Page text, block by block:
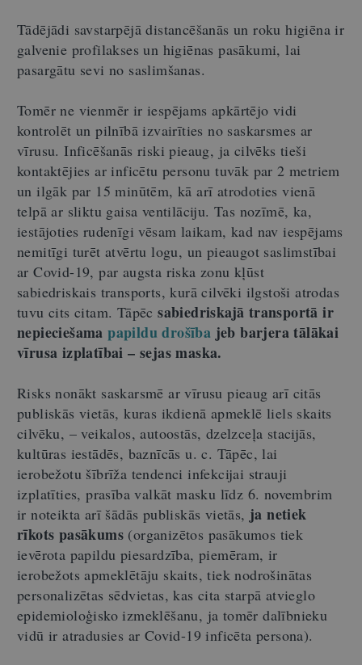
Tādējādi savstarpējā distancēšanās un roku higiēna ir
galvenie profilakses un higiēnas pasākumi, lai
pasargātu sevi no saslimšanas.
Tomēr ne vienmēr ir iespējams apkārtējo vidi
kontrolēt un pilnībā izvairīties no saskarsmes ar
vīrusu. Inficēšanās riski pieaug, ja cilvēks tieši
kontaktējies ar inficētu personu tuvāk par 2 metriem
un ilgāk par 15 minūtēm, kā arī atrodoties vienā
telpā ar sliktu gaisa ventilāciju. Tas nozīmē, ka,
iestājoties rudenīgi vēsam laikam, kad nav iespējams
nemitīgi turēt atvērtu logu, un pieaugot saslimstībai
ar Covid-19, par augsta riska zonu kļūst
sabiedriskais transports, kurā cilvēki ilgstoši atrodas
tuvu cits citam. Tāpēcsabiedriskajā transportā ir
nepieciešamapapildu drošība jeb barjera tālākai
vīrusa izplatībai – sejas maska.
Risks nonākt saskarsmē ar vīrusu pieaug arī citās
publiskās vietās, kuras ikdienā apmeklē liels skaits
cilvēku, – veikalos, autoostās, dzelzceļa stacijās,
kultūras iestādēs, baznīcās u. c. Tāpēc, lai
ierobežotu šībrīža tendenci infekcijai strauji
izplatīties, prasība valkāt masku līdz 6. novembrim
ir noteikta arī šādās publiskās vietās, ja netiek
rīkots pasākums (organizētos pasākumos tiek
ievērota papildu piesardzība, piemēram, ir
ierobežots apmeklētāju skaits, tiek nodrošinātas
personalizētas sēdvietas, kas cita starpā atvieglo
epidemioloģisko izmeklēšanu, ja tomēr dalībnieku
vidū ir atradusies ar Covid-19 inficēta persona).